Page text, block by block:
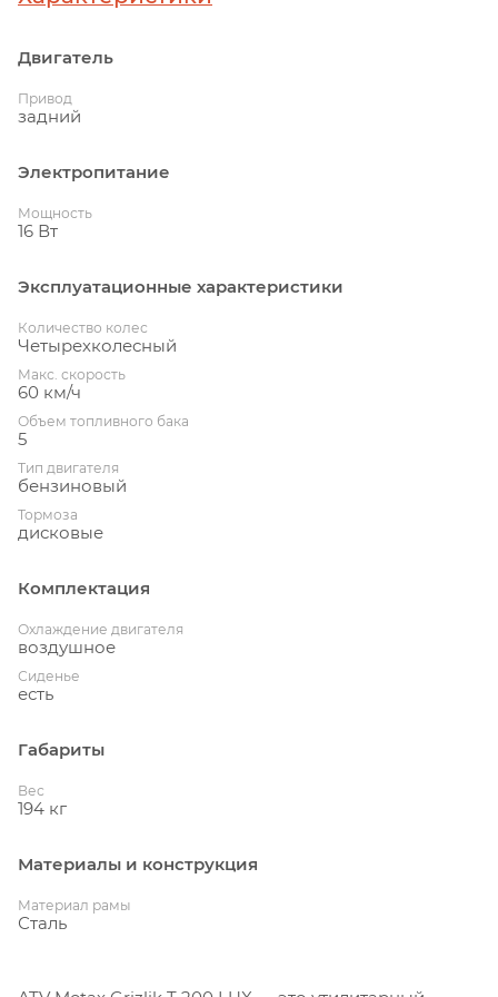
Двигатель
Привод
задний
Электропитание
Мощность
16 Вт
Эксплуатационные характеристики
Количество колес
Четырехколесный
Макс. скорость
60 км/ч
Объем топливного бака
5
Тип двигателя
бензиновый
Тормоза
дисковые
Комплектация
Охлаждение двигателя
воздушное
Сиденье
есть
Габариты
Вес
194 кг
Материалы и конструкция
Материал рамы
Сталь